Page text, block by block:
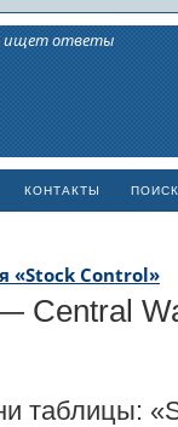
ищет ответы
КОНТАКТЫ ПОИСК
«Stock Control»
Central
таблицы: